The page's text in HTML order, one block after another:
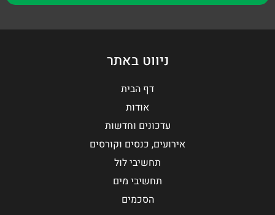
ניווט באתר
דף הבית
אודות
עדכונים וחדשות
אירועים, כנסים וקורסים
תחשיבי לול
תחשיבי מים
הסכמים